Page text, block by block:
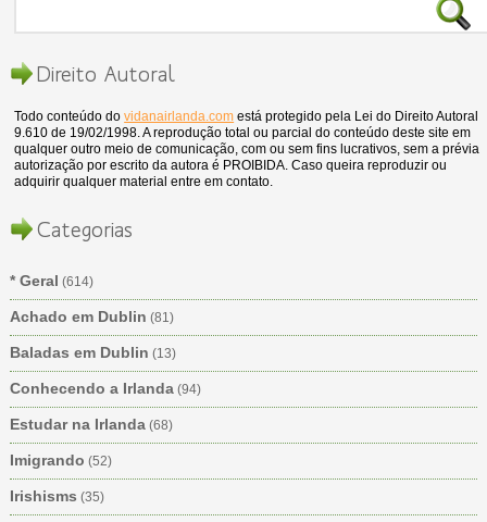
Direito Autoral
Todo conteúdo dovidanairlanda.com está protegido pela Lei do Direito Autoral
9.610 de 19/02/1998. A reprodução total ou parcial do conteúdo deste site em
qualquer outro meio de comunicação, com ou sem fins lucrativos, sem a prévia
autorização por escrito da autora é PROIBIDA. Caso queira reproduzir ou
adquirir qualquer material entre em contato.
Categorias
* Geral (614)
Achado em Dublin (81)
Baladas em Dublin (13)
Conhecendo a Irlanda(94)
Estudar na Irlanda(68)
Imigrando (52)
Irishisms (35)